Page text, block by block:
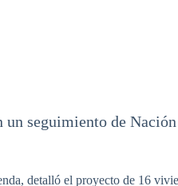
un seguimiento de
detalló el proyecto de 16